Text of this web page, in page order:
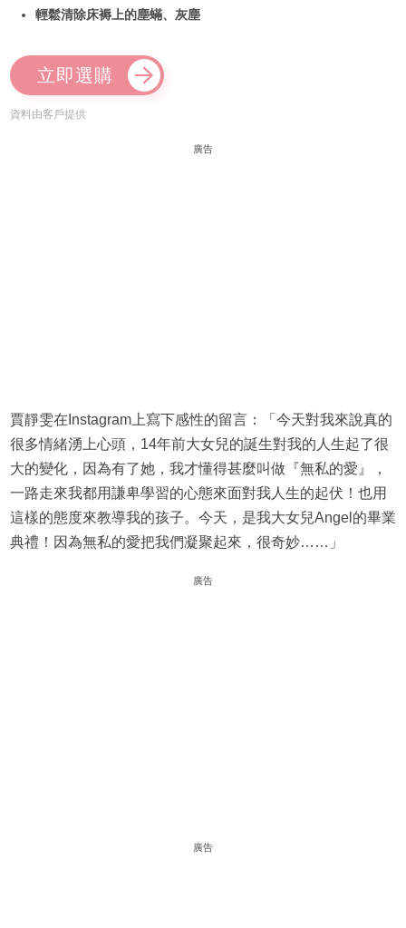
輕鬆清除床褥上的塵蟎、灰塵
立即選購
資料由客戶提供
廣告
賈靜雯在Instagram上寫下感性的留言：「今天對我來說真的
很多情緒湧上心頭，14年前大女兒的誕生對我的人生起了很
大的變化，因為有了她，我才懂得甚麼叫做『無私的愛』，
一路走來我都用謙卑學習的心態來面對我人生的起伏！也用
這樣的態度來教導我的孩子。今天，是我大女兒Angel的畢業
典禮！因為無私的愛把我們凝聚起來，很奇妙……」
廣告
廣告